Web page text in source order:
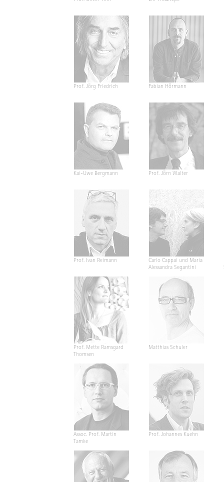
Prof. Jörg Friedrich Fabian Hörmann
Kai-Uwe Bergmann Prof. Jörn Walter
Prof. Ivan Reimann
Carlo Cappai und Maria
Alessandra Segantini
Prof. Mette Ramsgard
Thomsen
Matthias Schuler
Assoc. Prof. Martin
Tamke
Prof. Johannes Kuehn